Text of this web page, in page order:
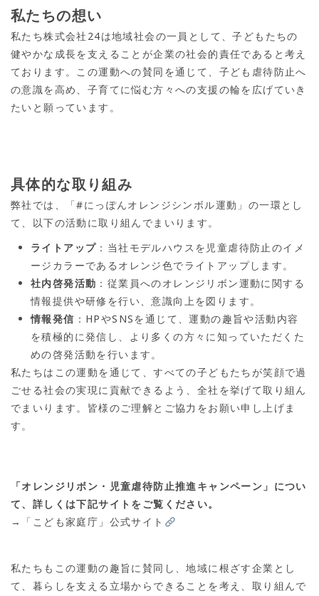
私たちの想い
私たち株式会社24は地域社会の一員として、子どもたちの
健やかな成長を支えることが企業の社会的責任であると考え
ております。この運動への賛同を通じて、子ども虐待防止へ
の意識を高め、子育てに悩む方々への支援の輪を広げていき
たいと願っています。
具体的な取り組み
弊社では、「#にっぽんオレンジシンボル運動」の一環とし
て、以下の活動に取り組んでまいります。
ライトアップ ：当社モデルハウスを児童虐待防止のイメ
ージカラーであるオレンジ色でライトアップします。
社内啓発活動 ：従業員へのオレンジリボン運動に関する
情報提供や研修を行い、意識向上を図ります。
情報発信 ：HPやSNSを通じて、運動の趣旨や活動内容
を積極的に発信し、より多くの方々に知っていただくた
めの啓発活動を行います。
私たちはこの運動を通じて、すべての子どもたちが笑顔で過
ごせる社会の実現に貢献できるよう、全社を挙げて取り組ん
でまいります。皆様のご理解とご協力をお願い申し上げま
す。
「オレンジリボン・児童虐待防止推進キャンペーン」 につい
て、詳しくは下記サイトをご覧ください。
→
「こども家庭庁」公式サイト
私たちもこの運動の趣旨に賛同し、地域に根ざす企業とし
て、暮らしを支える立場からできることを考え、取り組んで